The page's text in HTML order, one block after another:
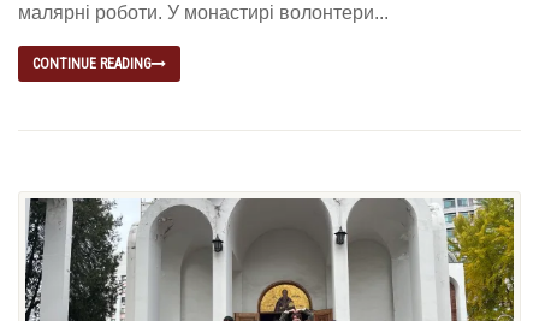
малярні роботи. У монастирі волонтери...
CONTINUE READING